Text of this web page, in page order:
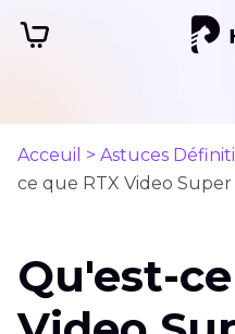
Acceuil > Astuces
ce que RTX Video Super
Qu'est-